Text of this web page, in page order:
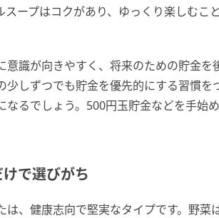
ープはコクがあり、ゆっくり楽しむこ
意識が向きやすく、将来のための貯金を
少しずつでも貯金を優先的にする習慣を
るでしょう。500円玉貯金などを手始
で選びがち
は、健康志向で堅実なタイプです。野菜